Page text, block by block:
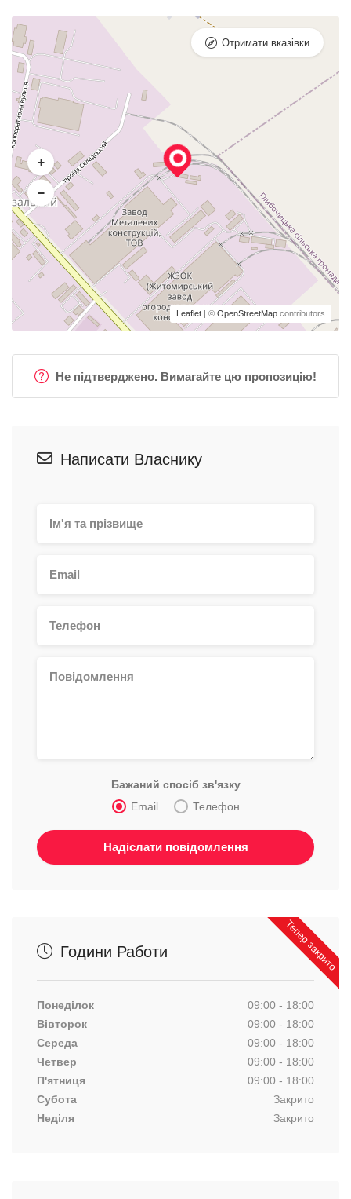
+
−
Leaflet | © OpenStreetMap contributors
Отримати вказівки
Не підтверджено. Вимагайте цю пропозицію!
Написати Власнику
Бажаний спосіб зв'язку
Email
Телефон
Тепер закрито
Години Работи
Понеділок
09:00 - 18:00
Вівторок
09:00 - 18:00
Середа
09:00 - 18:00
Четвер
09:00 - 18:00
П'ятниця
09:00 - 18:00
Субота
Закрито
Неділя
Закрито